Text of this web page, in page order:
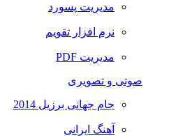
مدیریت پسورد
نرم افزار تقویم
مدیریت PDF
صوتی و تصویری
جام جهانی برزیل 2014
آهنگ ایرانی